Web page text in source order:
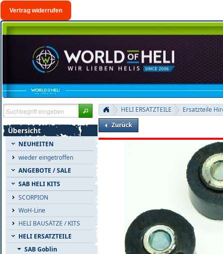
Vertrag widerrufen
Übersicht
NEUHEITEN
wieder eingetroffen
ANGEBOTE / SALE
SAB HELI KITS
SCORPION
WoH-Line
HELI BAUSÄTZE / KITS
HELI ERSATZTEILE
SAB Goblin
HELI ERSATZTEILE
Ersatzteile
Zurück